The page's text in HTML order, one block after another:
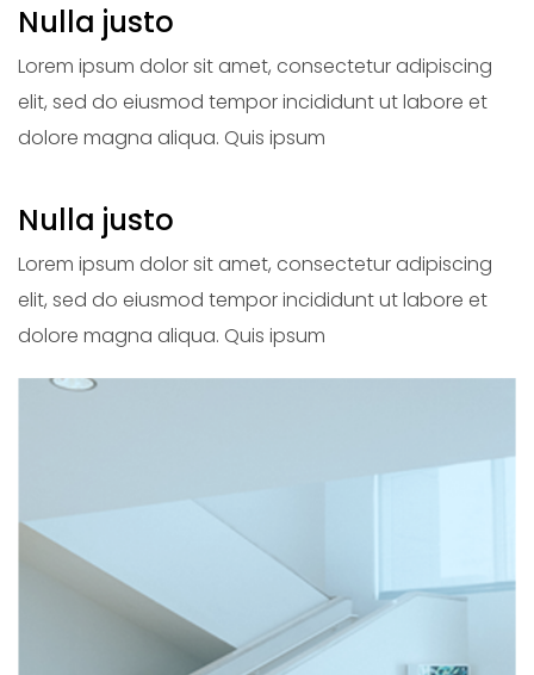
Nulla justo
Lorem ipsum dolor sit amet, consectetur adipiscing
elit, sed do eiusmod tempor incididunt ut labore et
dolore magna aliqua. Quis ipsum
Nulla justo
Lorem ipsum dolor sit amet, consectetur adipiscing
elit, sed do eiusmod tempor incididunt ut labore et
dolore magna aliqua. Quis ipsum